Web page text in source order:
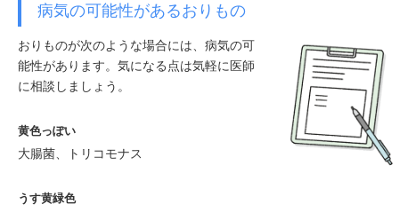
病気の可能性があるおりもの
おりものが次のような場合には、病気の可
能性があります。気になる点は気軽に医師
に相談しましょう。
黄色っぽい
大腸菌、トリコモナス
うす黄緑色